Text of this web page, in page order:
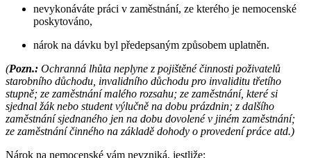
nevykonáváte práci v zaměstnání, ze kterého je nemocenské
poskytováno,
nárok na dávku byl předepsaným způsobem uplatněn.
(Pozn.: Ochranná lhůta neplyne z pojištěné činnosti poživatelů
starobního důchodu, invalidního důchodu pro invaliditu třetího
stupně; ze zaměstnání malého rozsahu; ze zaměstnání, které si
sjednal žák nebo student výlučně na dobu prázdnin; z dalšího
zaměstnání sjednaného jen na dobu dovolené v jiném zaměstnání;
ze zaměstnání činného na základě dohody o provedení práce atd.)
Nárok na nemocenské vám nevzniká, jestliže: